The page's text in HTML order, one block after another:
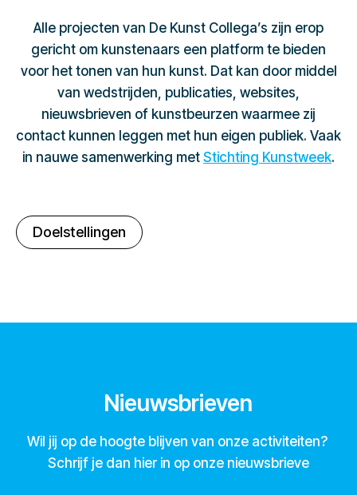
Alle projecten van De Kunst Collega’s zijn erop
gericht om kunstenaars een platform te bieden
voor het tonen van hun kunst. Dat kan door middel
van wedstrijden, publicaties, websites,
nieuwsbrieven of kunstbeurzen waarmee zij
contact kunnen leggen met hun eigen publiek. Vaak
in nauwe samenwerking met Stichting Kunstweek.
Doelstellingen
Nieuwsbrieven
Wil jij op de hoogte blijven van onze activiteiten?
Schrijf je dan hier in op onze nieuwsbrieve